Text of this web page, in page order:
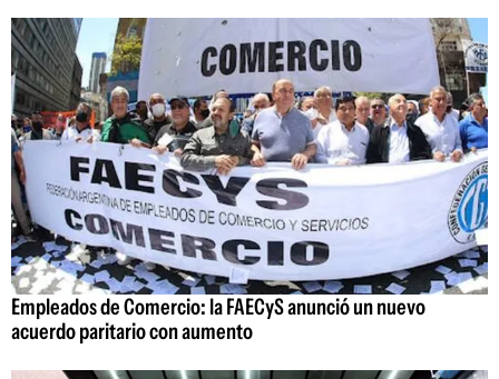
Empleados de Comercio: la FAECyS anunció un nuevo
acuerdo paritario con aumento